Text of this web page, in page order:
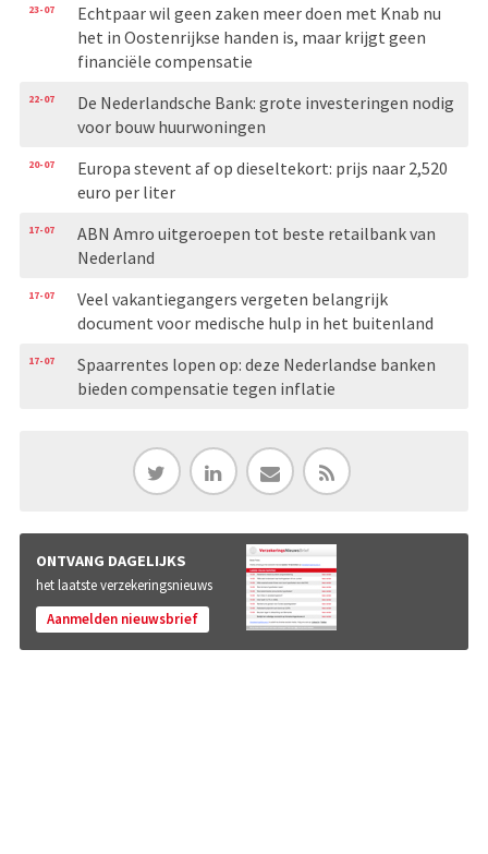
23-07
Echtpaar wil geen zaken meer doen met Knab nu
het in Oostenrijkse handen is, maar krijgt geen
financiële compensatie
22-07
De Nederlandsche Bank: grote investeringen nodig
voor bouw huurwoningen
20-07
Europa stevent af op dieseltekort: prijs naar 2,520
euro per liter
17-07
ABN Amro uitgeroepen tot beste retailbank van
Nederland
17-07
Veel vakantiegangers vergeten belangrijk
document voor medische hulp in het buitenland
17-07
Spaarrentes lopen op: deze Nederlandse banken
bieden compensatie tegen inflatie
ONTVANG DAGELIJKS
het laatste verzekeringsnieuws
Aanmelden nieuwsbrief